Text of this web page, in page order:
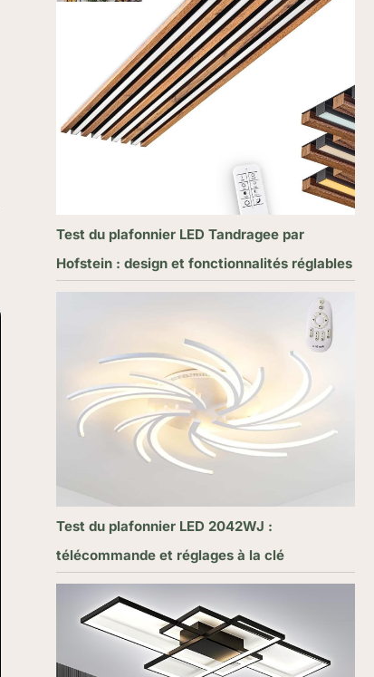
Test du plafonnier LED Tandragee par
Hofstein : design et fonctionnalités réglables
Test du plafonnier LED 2042WJ :
télécommande et réglages à la clé